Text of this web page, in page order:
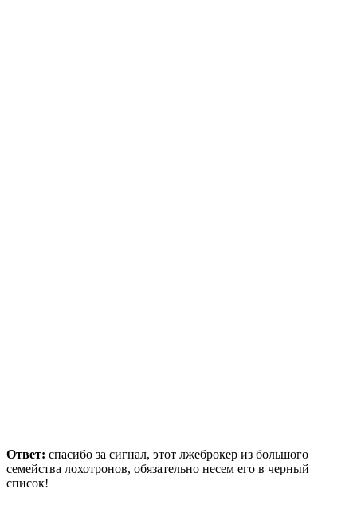
Ответ: спасибо за сигнал, этот лжеброкер из большого
семейства лохотронов, обязательно несем его в черный
список!